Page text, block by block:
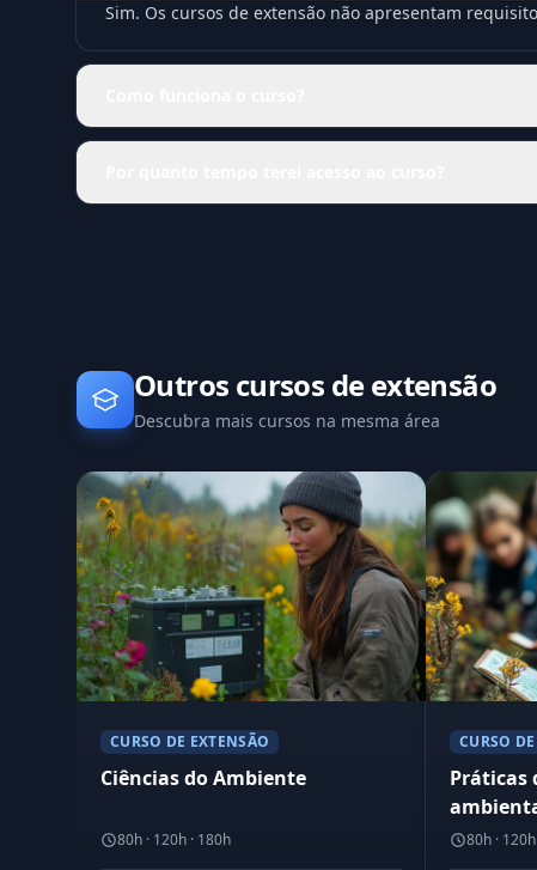
Sim. Os cursos de extensão não apresentam
Outros cursos de extensão
Descubra mais cursos na mesma área
CURSO DE EXTENSÃO
Ciências do Ambiente
80h · 120h · 180h
CURSO
Práticas
80h ·